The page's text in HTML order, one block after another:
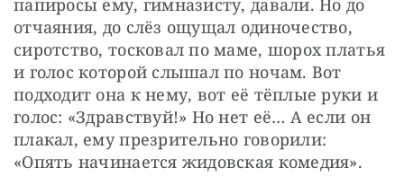
отчаяния, до слёз ощущал одиночество,
сиротство, тосковал по маме, шорох платья
и голос которой слышал по ночам. Вот
подходит она к нему, вот её тёплые руки и
голос: «Здравствуй!» Но нет её… А если он
плакал, ему презрительно говорили:
«Опять начинается жидовская комедия».